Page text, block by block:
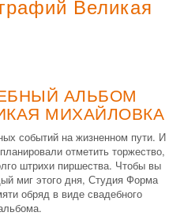
Великая
АЛЬБОМ
МИХАЙЛОВКА
событий на жизненном пути. И
отметить торжество,
штрихи пиршества. Чтобы вы
миг этого дня, Студия Форма
обряд в виде свадебного